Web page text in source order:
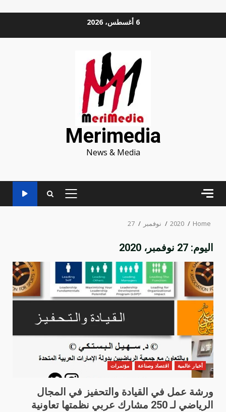
6 أغسطس، 2026
Merimedia
News & Media
PRIMARY
Home
2020 نوفمبر 27
اليوم: 27 نوفمبر، 2020
أخبار عالمية اقتصاد وصناعة مؤتمرات
ورشة عمل في القيادة والتحفيز في المجال
الرياضي لـ 250 مشارك عربي نظمتها تعاونية